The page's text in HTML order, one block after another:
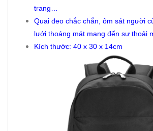
trang…
Quai đeo chắc chắn, ôm sát người
lưới thoáng mát mang đến sự thoải
Kích thước: 40 x 30 x 14cm